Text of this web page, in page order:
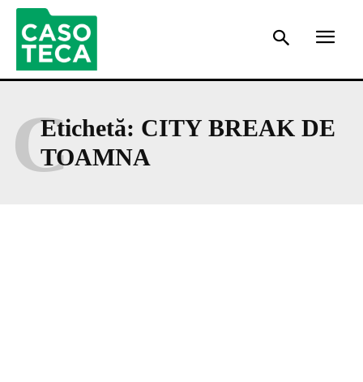
Etichetă: CITY BREAK DE
TOAMNA
C